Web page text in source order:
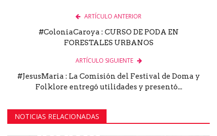
ARTÍCULO ANTERIOR
#ColoniaCaroya : CURSO DE PODA EN
FORESTALES URBANOS
ARTÍCULO SIGUIENTE
#JesusMaria : La Comisión del Festival de Doma y
Folklore entregó utilidades y presentó...
NOTICIAS RELACIONADAS